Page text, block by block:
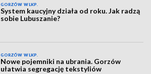
GORZÓW WLKP.
System kaucyjny działa od roku. Jak radzą
sobie Lubuszanie?
GORZÓW WLKP.
Nowe pojemniki na ubrania. Gorzów
ułatwia segregację tekstyliów